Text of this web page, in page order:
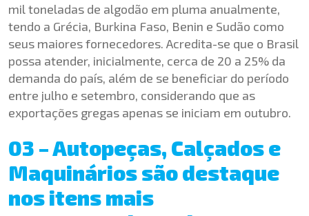
mil toneladas de algodão em pluma anualmente,
tendo a Grécia, Burkina Faso, Benin e Sudão como
seus maiores fornecedores. Acredita-se que o Brasil
possa atender, inicialmente, cerca de 20 a 25% da
demanda do país, além de se beneficiar do período
entre julho e setembro, considerando que as
exportações gregas apenas se iniciam em outubro.
03 – Autopeças, Calçados e
Maquinários são destaque
nos itens mais